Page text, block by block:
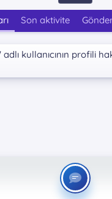
Son aktivite
kullanıcının profili